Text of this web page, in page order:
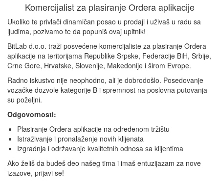
Komercijalist za plasiranje Ordera aplikacije
Ukoliko te privlači dinamičan posao u prodaji i uživaš u radu sa
ljudima, pozivamo te da popuniš ovaj upitnik!
BitLab d.o.o. traži posvećene komercijaliste za plasiranje Ordera
aplikacije na teritorijama Republike Srpske, Federacije BiH, Srbije,
Crne Gore, Hrvatske, Slovenije, Makedonije i širom Evrope.
Radno iskustvo nije neophodno, ali je dobrodošlo. Posedovanje
vozačke dozvole kategorije B i spremnost na poslovna putovanja
su poželjni.
Odgovornosti:
Plasiranje Ordera aplikacije na određenom tržištu
Istraživanje i pronalaženje novih klijenata
Izgradnja i održavanje kvalitetnih odnosa sa klijentima
Ako želiš da budeš deo našeg tima i imaš entuzijazam za nove
izazove, prijavi se!